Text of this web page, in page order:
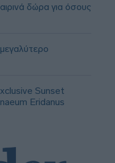
δώρα για όσους
Sunset
Eridanus